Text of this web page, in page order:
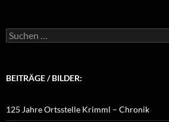
Suchen
nach:
BEITRÄGE / BILDER:
125 Jahre Ortsstelle Krimml – Chronik